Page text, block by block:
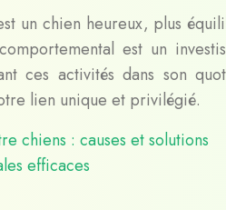
un chien heureux, plus
comportemental est un
ces activités dans son
lien unique et privilégié.
chiens : causes et solutions
efficaces